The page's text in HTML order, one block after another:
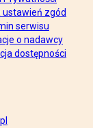
ustawień zgód
serwisu
o nadawcy
dostępności